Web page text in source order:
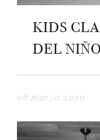
KIDS
DEL NIÑO
06 marzo 2020